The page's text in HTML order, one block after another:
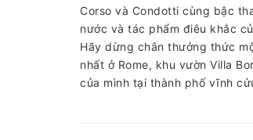
Corso và Condotti cùng bậc
nước và tác phẩm điêu khắc
Hãy dừng chân thưởng thức
nhất ở Rome, khu vườn Villa
của mình tại thành phố vĩnh